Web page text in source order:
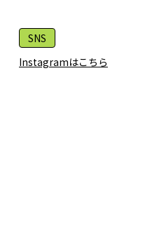
SNS
Instagramはこちら